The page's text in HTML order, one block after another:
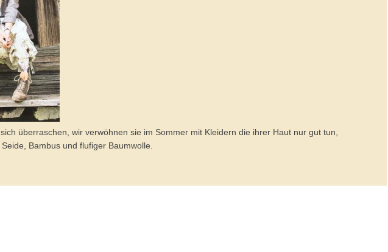
überraschen, wir verwöhnen sie im Sommer mit Kleidern die ihrer Haut nur gut tun,
Bambus und flufiger Baumwolle.